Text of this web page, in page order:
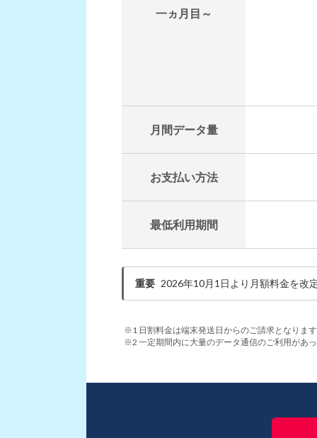
一ヵ月目～
月間データ量
お支払い方法
最低利用期間
重要 2026年10月1日より月額料金を改
1 日割料金は端末発送日からのご請求となりま
2 一定期間内に大量のデータ通信のご利用があ